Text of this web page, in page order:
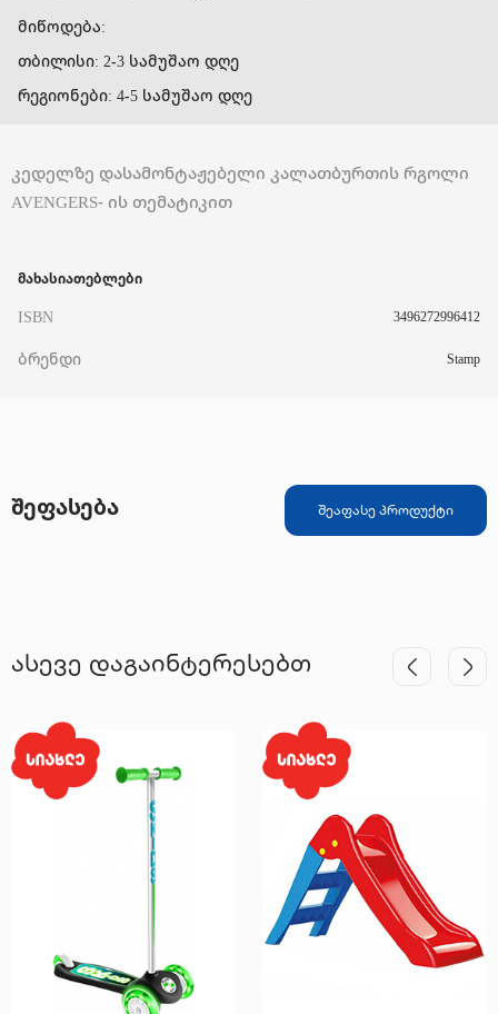
მიწოდება:
თბილისი: 2-3 სამუშაო დღე
რეგიონები: 4-5 სამუშაო დღე
კედელზე დასამონტაჟებელი კალათბურთის რგოლი
AVENGERS- ის თემატიკით
მახასიათებლები
ISBN 3496272996412
ბრენდი Stamp
შეფასება შეაფასე პროდუქტი
ასევე დაგაინტერესებთ